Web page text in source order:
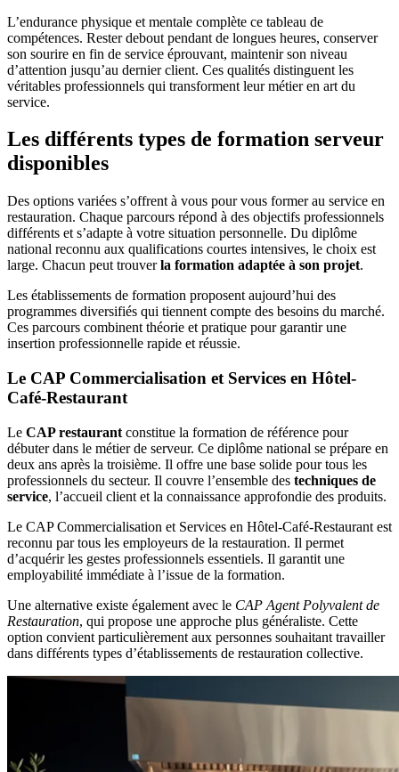
L’endurance physique et mentale complète ce tableau de
compétences. Rester debout pendant de longues heures, conserver
son sourire en fin de service éprouvant, maintenir son niveau
d’attention jusqu’au dernier client. Ces qualités distinguent les
véritables professionnels qui transforment leur métier en art du
service.
Les différents types de formation serveur
disponibles
Des options variées s’offrent à vous pour vous former au service en
restauration. Chaque parcours répond à des objectifs professionnels
différents et s’adapte à votre situation personnelle. Du diplôme
national reconnu aux qualifications courtes intensives, le choix est
large. Chacun peut trouverla formation adaptée à son projet.
Les établissements de formation proposent aujourd’hui des
programmes diversifiés qui tiennent compte des besoins du marché.
Ces parcours combinent théorie et pratique pour garantir une
insertion professionnelle rapide et réussie.
Le CAP Commercialisation et Services en Hôtel-
Café-Restaurant
Le CAP restaurant constitue la formation de référence pour
débuter dans le métier de serveur. Ce diplôme national se prépare en
deux ans après la troisième. Il offre une base solide pour tous les
professionnels du secteur. Il couvre l’ensemble des techniques de
service, l’accueil client et la connaissance approfondie des produits.
Le CAP Commercialisation et Services en Hôtel-Café-Restaurant est
reconnu par tous les employeurs de la restauration. Il permet
d’acquérir les gestes professionnels essentiels. Il garantit une
employabilité immédiate à l’issue de la formation.
Une alternative existe également avec le CAP Agent Polyvalent de
Restauration, qui propose une approche plus généraliste. Cette
option convient particulièrement aux personnes souhaitant travailler
dans différents types d’établissements de restauration collective.